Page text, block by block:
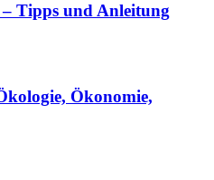
Tipps und Anleitung
Ökonomie,